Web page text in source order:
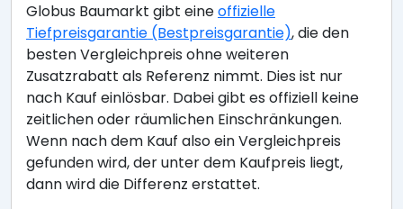
Globus Baumarkt gibt eineoffizielle
Tiefpreisgarantie (Bestpreisgarantie), die den
besten Vergleichpreis ohne weiteren
Zusatzrabatt als Referenz nimmt. Dies ist nur
nach Kauf einlösbar. Dabei gibt es offiziell keine
zeitlichen oder räumlichen Einschränkungen.
Wenn nach dem Kauf also ein Vergleichpreis
gefunden wird, der unter dem Kaufpreis liegt,
dann wird die Differenz erstattet.